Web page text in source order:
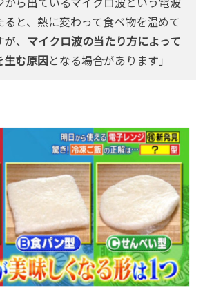
と、熱に変わって食べ物を温めて
、 マイクロ波の当たり方によって
生む原因となる場合があります」